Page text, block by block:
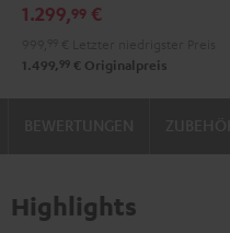
1.299,99 €
1.499, 99 € Originalpreis
Highlights